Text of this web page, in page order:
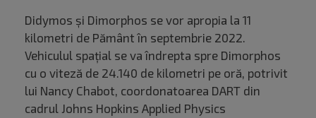
Didymos și Dimorphos se vor apropia la 11
kilometri de Pământ în septembrie 2022.
Vehiculul spațial se va îndrepta spre Dimorphos
cu o viteză de 24.140 de kilometri pe oră, potrivit
lui Nancy Chabot, coordonatoarea DART din
cadrul Johns Hopkins Applied Physics